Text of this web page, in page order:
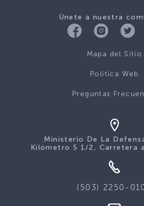
Únete a nuestra
Mapa del Sitio
Politica Web
Preguntas
Ministerio De La
Kilómetro 5 1/2, Carretera
(503) 2250-